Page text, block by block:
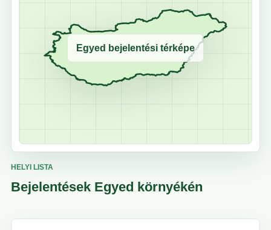
Egyed bejelentési térképe
HELYI LISTA
Bejelentések Egyed környékén